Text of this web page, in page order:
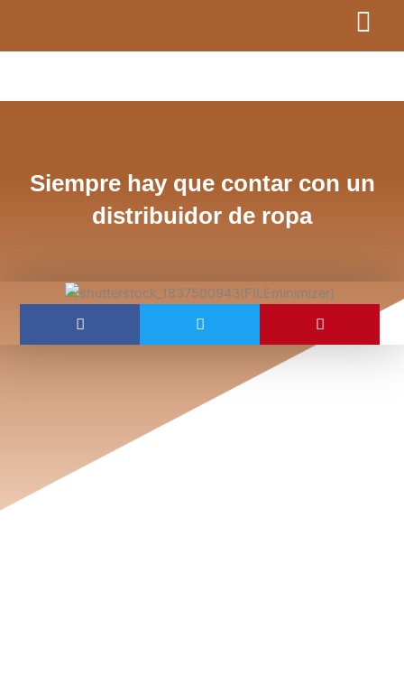
contenido
Siempre hay que contar con un
distribuidor de ropa